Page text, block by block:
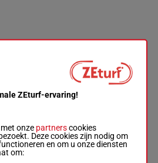
3a 0a
ZEturf-ervaring!
onze partnerscookies
Deze cookies zijn nodig om
en om u onze diensten
om: